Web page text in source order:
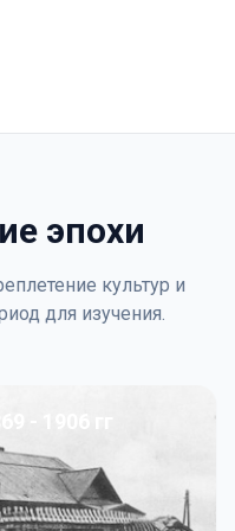
эпохи
культур и
для изучения.
- 1906 гг